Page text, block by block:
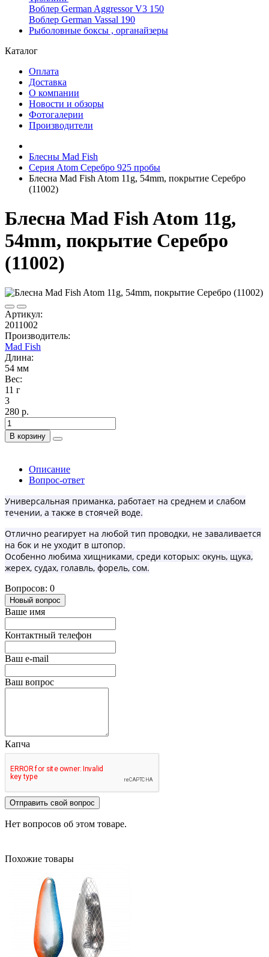
Воблер German Aggressor V3 150
Воблер German Vassal 190
Рыболовные боксы , органайзеры
Каталог
Оплата
Доставка
О компании
Новости и обзоры
Фотогалерии
Производители
Блесны Mad Fish
Серия Atom Серебро 925 пробы
Блесна Mad Fish Atom 11g, 54mm, покрытие Серебро
(11002)
Блесна Mad Fish Atom 11g,
54mm, покрытие Серебро
(11002)
Артикул:
2011002
Производитель:
Mad Fish
Длина:
54 мм
Вес:
11 г
3
280 р.
В корзину
Описание
Вопрос-ответ
Универсальная приманка, работает на среднем и слабом
течении, а также в стоячей воде.
Отлично реагирует на любой тип проводки, не заваливается
на бок и не уходит в штопор.
Особенно любима хищниками, среди которых: окунь, щука,
жерех, судах, голавль, форель, сом.
Вопросов: 0
Новый вопрос
Ваше имя
Контактный телефон
Ваш e-mail
Ваш вопрос
Капча
Отправить свой вопрос
Нет вопросов об этом товаре.
Похожие товары